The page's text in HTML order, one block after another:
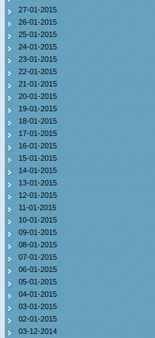
27-01-2015
26-01-2015
25-01-2015
24-01-2015
23-01-2015
22-01-2015
21-01-2015
20-01-2015
19-01-2015
18-01-2015
17-01-2015
16-01-2015
15-01-2015
14-01-2015
13-01-2015
12-01-2015
11-01-2015
10-01-2015
09-01-2015
08-01-2015
07-01-2015
06-01-2015
05-01-2015
04-01-2015
03-01-2015
02-01-2015
03-12-2014